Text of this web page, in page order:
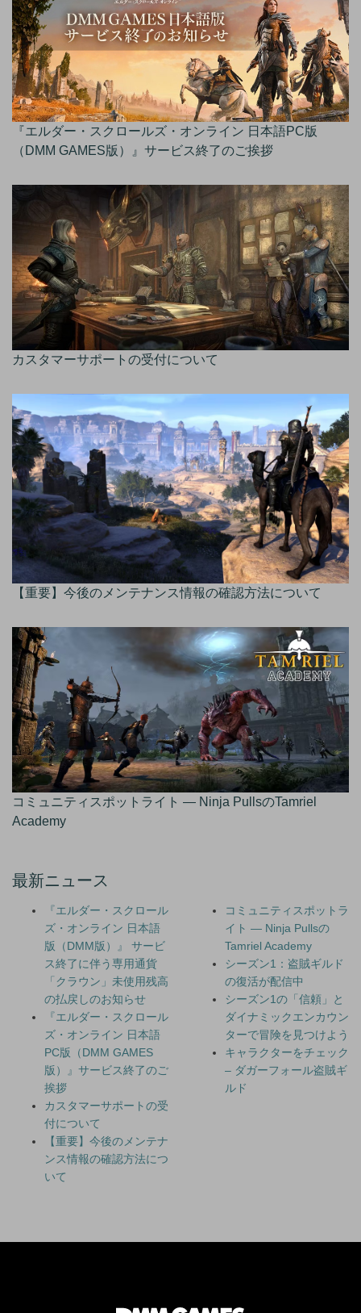
『エルダー・スクロールズ・オンライン 日本語PC版
（DMM GAMES版）』サービス終了のご挨拶
カスタマーサポートの受付について
【重要】今後のメンテナンス情報の確認方法について
コミュニティスポットライト — Ninja PullsのTamriel
Academy
最新ニュース
『エルダー・スクロール
ズ・オンライン 日本語
版（DMM版）』 サービ
ス終了に伴う専用通貨
「クラウン」未使用残高
の払戻しのお知らせ
『エルダー・スクロール
ズ・オンライン 日本語
PC版（DMM GAMES
版）』サービス終了のご
挨拶
カスタマーサポートの受
付について
【重要】今後のメンテナ
ンス情報の確認方法につ
いて
コミュニティスポットラ
イト — Ninja Pullsの
Tamriel Academy
シーズン1：盗賊ギルド
の復活が配信中
シーズン1の「信頼」と
ダイナミックエンカウン
ターで冒険を見つけよう
キャラクターをチェック
– ダガーフォール盗賊ギ
ルド